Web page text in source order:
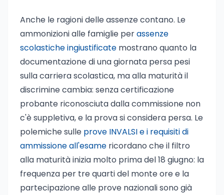
Anche le ragioni delle assenze contano. Le
ammonizioni alle famiglie perassenze
scolastiche ingiustificate mostrano quanto la
documentazione di una giornata persa pesi
sulla carriera scolastica, ma alla maturità il
discrimine cambia: senza certificazione
probante riconosciuta dalla commissione non
c'è suppletiva, e la prova si considera persa. Le
polemiche sulle prove INVALSI e i requisiti di
ammissione all'esame ricordano che il filtro
alla maturità inizia molto prima del 18 giugno: la
frequenza per tre quarti del monte ore e la
partecipazione alle prove nazionali sono già